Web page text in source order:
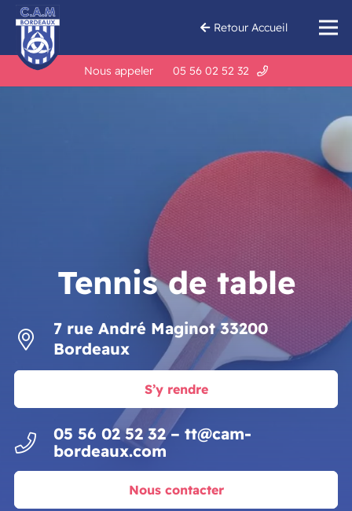
Retour Accueil
Nous appeler 05 56 02 52 32
Tennis de table
7 rue André Maginot 33200
Bordeaux
S’y rendre
05 56 02 52 32 – tt@cam-
bordeaux.com
Nous contacter